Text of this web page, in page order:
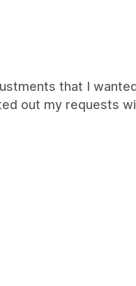
that I
out my requests